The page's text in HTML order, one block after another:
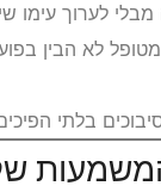
לערוך עימו
לא הבין
בלתי